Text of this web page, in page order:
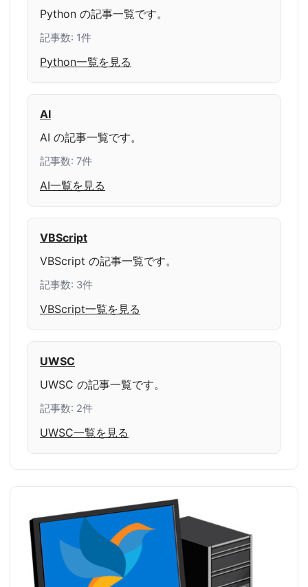
Python の記事一覧です。
記事数: 1件
Python一覧を見る
AI
AI の記事一覧です。
記事数: 7件
AI一覧を見る
VBScript
VBScript の記事一覧です。
記事数: 3件
VBScript一覧を見る
UWSC
UWSC の記事一覧です。
記事数: 2件
UWSC一覧を見る